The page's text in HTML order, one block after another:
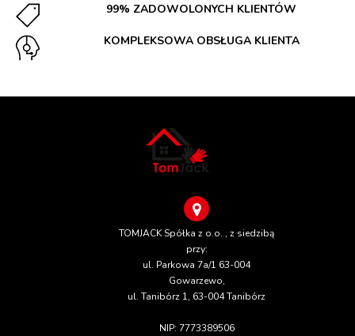
99% ZADOWOLONYCH KLIENTÓW
KOMPLEKSOWA OBSŁUGA KLIENTA
TOMJACK Spółka z o.o. , z siedzibą
przy:
ul. Parkowa 7a/1 63-004
Gowarzewo,
ul. Tanibórz 1, 63-004 Tanibórz
NIP: 7773389506